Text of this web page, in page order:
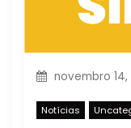
novembro 14,
Notícias